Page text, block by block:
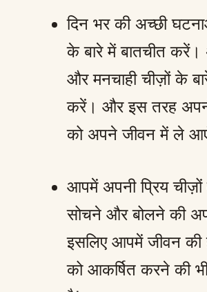
दिन भर की अच्छी
के बारे में बातचीत करें।
और मनचाही चीज़ों के
करें। और इस तरह
को अपने जीवन में ले
आपमें अपनी प्रिय
सोचने और बोलने की
इसलिए आपमें जीवन की
को आकर्षित करने की भी